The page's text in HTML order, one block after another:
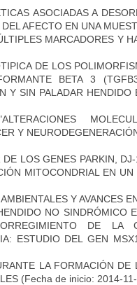
ASOCIADAS A
AFECTO EN UNA
MARCADORES Y
DE LOS
BETA 3
Y SIN PALADAR HENDIDO
Y
LOS GENES PARKIN,
MITOCONDRIAL EN UN
Y AVANCES
NO SINDRÓMICO
DE LA
ESTUDIO DEL GEN MSX1
LA FORMACIÓN DE
(Fecha de inicio: 2014-